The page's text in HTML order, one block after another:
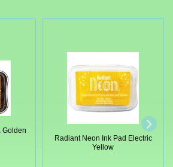
Golden
Radiant Neon Ink Pad Electric
Yellow